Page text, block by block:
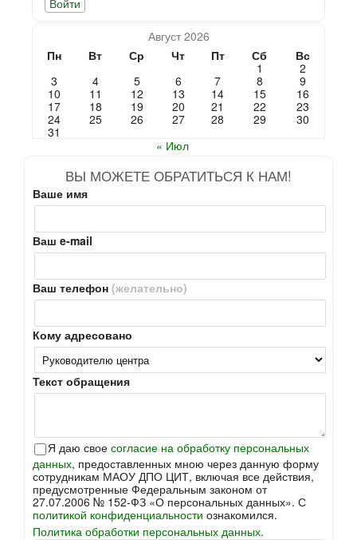
Август 2026
Пн
Вт Ср Чт Пт Сб
Вс
1
2
3
4 5 6 7 8
9
10
11 12 13 14 15
16
17
18 19 20 21 22
23
24
25 26 27 28 29
30
31
« Июл
ВЫ МОЖЕТЕ ОБРАТИТЬСЯ К НАМ!
Ваше имя
Ваш e-mail
Ваш телефон (желательно)
Кому адресовано
Текст обращения
Я даю свое согласие на обработку персональных
данных, предоставленных мною через данную форму
сотрудникам МАОУ ДПО ЦИТ, включая все действия,
предусмотренные Федеральным законом от
27.07.2006 № 152-ФЗ «О персональных данных». С
политикой конфиденциальности ознакомился.
Политика обработки персональных данных.